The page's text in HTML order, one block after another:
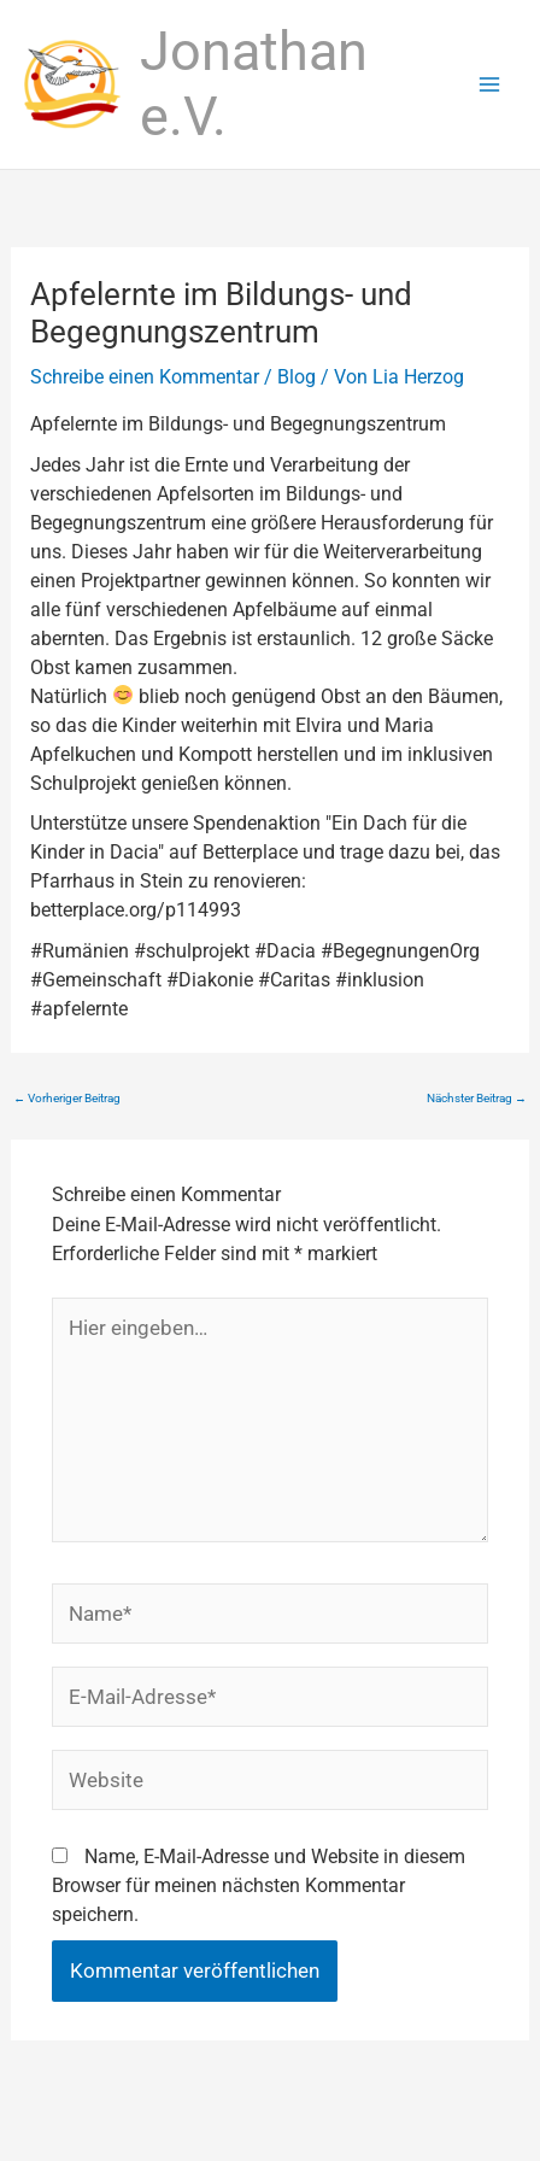
Inhalt
springen
Jonathan
e.V.
Apfelernte im Bildungs- und
Begegnungszentrum
Schreibe einen Kommentar / Blog / Von Lia Herzog
Apfelernte im Bildungs- und Begegnungszentrum
Jedes Jahr ist die Ernte und Verarbeitung der
verschiedenen Apfelsorten im Bildungs- und
Begegnungszentrum eine größere Herausforderung für
uns. Dieses Jahr haben wir für die Weiterverarbeitung
einen Projektpartner gewinnen können. So konnten wir
alle fünf verschiedenen Apfelbäume auf einmal
abernten. Das Ergebnis ist erstaunlich. 12 große Säcke
Obst kamen zusammen.
Natürlich
blieb noch genügend Obst an den Bäumen,
so das die Kinder weiterhin mit Elvira und Maria
Apfelkuchen und Kompott herstellen und im inklusiven
Schulprojekt genießen können.
Unterstütze unsere Spendenaktion "Ein Dach für die
Kinder in Dacia" auf Betterplace und trage dazu bei, das
Pfarrhaus in Stein zu renovieren:
betterplace.org/p114993
#Rumänien #schulprojekt #Dacia #BegegnungenOrg
#Gemeinschaft #Diakonie #Caritas #inklusion
#apfelernte
← Vorheriger Beitrag Nächster Beitrag →
Schreibe einen Kommentar
Deine E-Mail-Adresse wird nicht veröffentlicht.
Erforderliche Felder sind mit *markiert
eingeben…
Mail-
Name, E-Mail-Adresse und Website in diesem
Browser für meinen nächsten Kommentar
speichern.